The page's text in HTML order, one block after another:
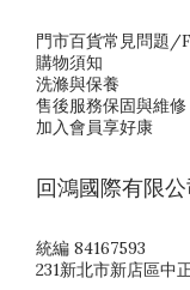
門市百貨常見問題/
購物須知
洗滌與保養
售後服務保固與維修
加入會員享好康
回鴻國際有限公
統編 84167593
231新北市新店區中